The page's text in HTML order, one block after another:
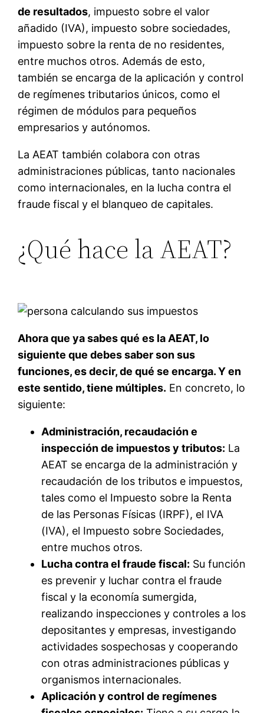
de resultados, impuesto sobre el valor
añadido (IVA), impuesto sobre sociedades,
impuesto sobre la renta de no residentes,
entre muchos otros. Además de esto,
también se encarga de la aplicación y control
de regímenes tributarios únicos, como el
régimen de módulos para pequeños
empresarios y autónomos.
La AEAT también colabora con otras
administraciones públicas, tanto nacionales
como internacionales, en la lucha contra el
fraude fiscal y el blanqueo de capitales.
¿Qué hace la AEAT?
Ahora que ya sabes qué es la AEAT, lo
siguiente que debes saber son sus
funciones, es decir, de qué se encarga. Y en
este sentido, tiene múltiples. En concreto, lo
siguiente:
Administración, recaudación e
inspección de impuestos y tributos: La
AEAT se encarga de la administración y
recaudación de los tributos e impuestos,
tales como el Impuesto sobre la Renta
de las Personas Físicas (IRPF), el IVA
(IVA), el Impuesto sobre Sociedades,
entre muchos otros.
Lucha contra el fraude fiscal: Su función
es prevenir y luchar contra el fraude
fiscal y la economía sumergida,
realizando inspecciones y controles a los
depositantes y empresas, investigando
actividades sospechosas y cooperando
con otras administraciones públicas y
organismos internacionales.
Aplicación y control de regímenes